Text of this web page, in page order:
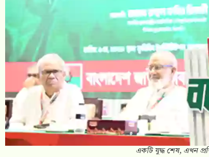
একটি যুদ্ধ শেষ, এখন